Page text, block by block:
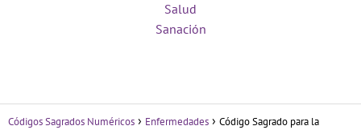
Salud
Sanación
Códigos Sagrados Numéricos Enfermedades
Código Sagrado para la